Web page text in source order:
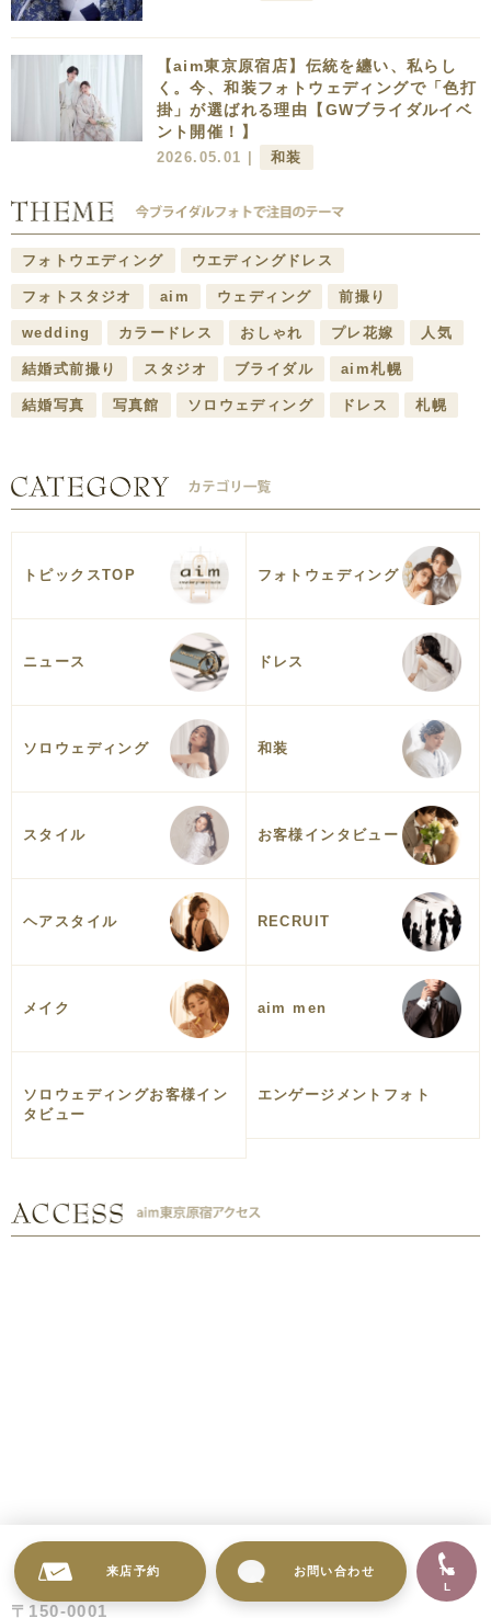
【aim東京原宿店】伝統を纏い、私らし
く。今、和装フォトウェディングで「色打
掛」が選ばれる理由【GWブライダルイベ
ント開催！】
2026.05.01 | 和装
フォトウエディング ウエディングドレス
フォトスタジオ aim ウェディング 前撮り
wedding カラードレス おしゃれ プレ花嫁 人気
結婚式前撮り スタジオ ブライダル aim札幌
結婚写真 写真館 ソロウェディング ドレス 札幌
トピックスTOP フォトウェディング
ニュース ドレス
ソロウェディング 和装
スタイル お客様インタビュー
ヘアスタイル RECRUIT
メイク aim men
ソロウェディングお客様イン
タビュー
エンゲージメントフォト
来店予約 お問い合わせ
TE
L
〒150-0001